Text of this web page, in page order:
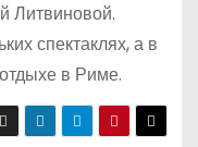
Литвиновой.
спектаклях, а в
в Риме.